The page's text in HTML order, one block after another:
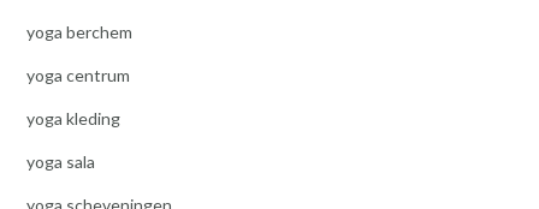
yoga berchem
yoga centrum
yoga kleding
yoga sala
yoga scheveningen